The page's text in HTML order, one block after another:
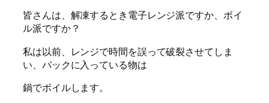
皆さんは、解凍するとき電子レンジ派ですか、ボイ
ル派ですか？
私は以前、レンジで時間を誤って破裂させてしま
い、パックに入っている物は
鍋でボイルします。